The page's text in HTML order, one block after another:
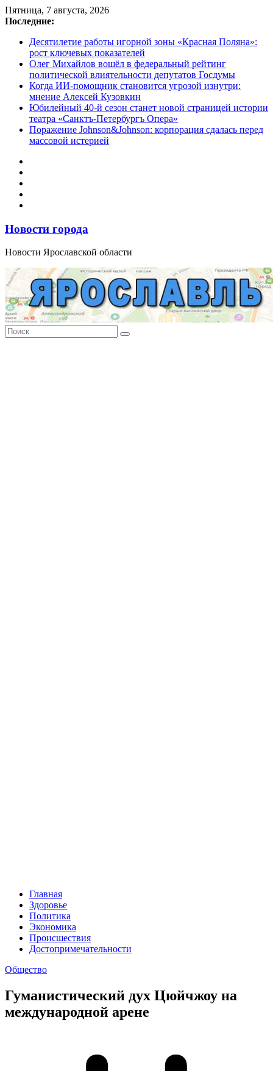
Перейти
к
Пятница, 7 августа, 2026
Последние:
Десятилетие работы игорной зоны «Красная Поляна»:
рост ключевых показателей
Олег Михайлов вошёл в федеральный рейтинг
политической влиятельности депутатов Госдумы
Когда ИИ-помощник становится угрозой изнутри:
мнение Алексей Кузовкин
Юбилейный 40-й сезон станет новой страницей истории
театра «Санктъ-Петербургъ Опера»
Поражение Johnson&Johnson: корпорация сдалась перед
массовой истерией
Новости города
Новости Ярославской области
Главная
Здоровье
Политика
Экономика
Происшествия
Достопримечательности
Общество
Гуманистический дух Цюйчжоу на
международной арене